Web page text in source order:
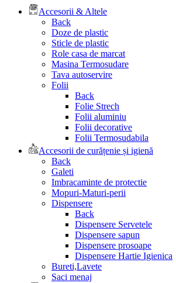
Accesorii & Altele
Back
Doze de plastic
Sticle de plastic
Role casa de marcat
Masina Termosudare
Tava autoservire
Folii
Back
Folie Strech
Folii aluminiu
Folii decorative
Folii Termosudabila
Accesorii de curățenie și igienă
Back
Galeti
Imbracaminte de protectie
Mopuri-Maturi-perii
Dispensere
Back
Dispensere Servetele
Dispensere sapun
Dispensere prosoape
Dispensere Hartie Igienica
Bureti,Lavete
Saci menaj